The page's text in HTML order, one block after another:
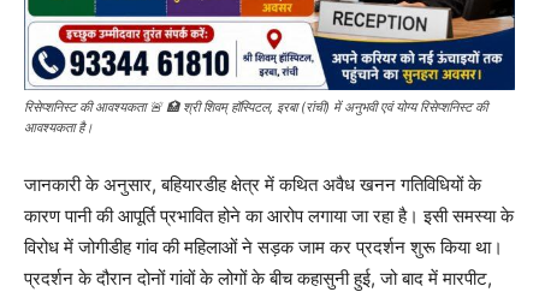
रिसेप्शनिस्ट की आवश्यकता 🚨 🏥 श्री शिवम् हॉस्पिटल, इरबा (रांची) में अनुभवी एवं योग्य रिसेप्शनिस्ट की
आवश्यकता है।
जानकारी के अनुसार, बहियारडीह क्षेत्र में कथित अवैध खनन गतिविधियों के
कारण पानी की आपूर्ति प्रभावित होने का आरोप लगाया जा रहा है। इसी समस्या के
विरोध में जोगीडीह गांव की महिलाओं ने सड़क जाम कर प्रदर्शन शुरू किया था।
प्रदर्शन के दौरान दोनों गांवों के लोगों के बीच कहासुनी हुई, जो बाद में मारपीट,